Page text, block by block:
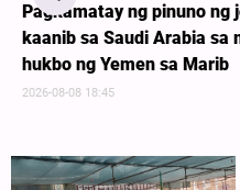
Pagkamatay ng pinuno
kaanib sa Saudi Arabia
hukbo ng Yemen sa Marib
2026-08-08 18:45